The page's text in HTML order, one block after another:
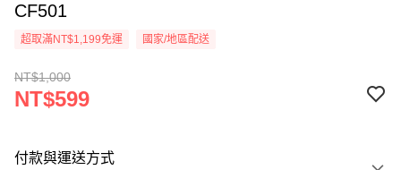
CF501
超取滿NT$1,199免運 國家/地區配送
NT$1,000
NT$599
付款與運送方式